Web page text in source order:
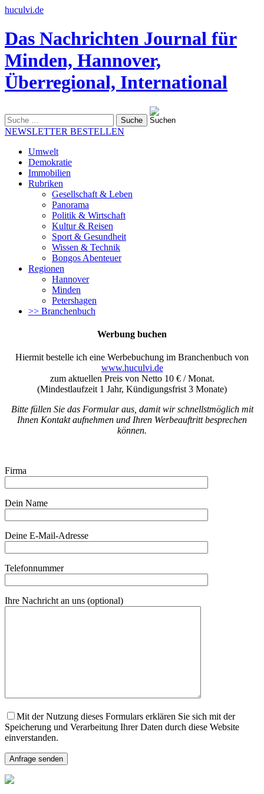
huculvi.de
Das Nachrichten Journal für
Minden, Hannover,
Überregional, International
nach:
NEWSLETTER BESTELLEN
Umwelt
Demokratie
Immobilien
Rubriken
Gesellschaft & Leben
Panorama
Politik & Wirtschaft
Kultur & Reisen
Sport & Gesundheit
Wissen & Technik
Bongos Abenteuer
Regionen
Hannover
Minden
Petershagen
>> Branchenbuch
Werbung buchen
Hiermit bestelle ich eine Werbebuchung im Branchenbuch von
www.huculvi.de
zum aktuellen Preis von Netto 10 € / Monat.
(Mindestlaufzeit 1 Jahr, Kündigungsfrist 3 Monate)
Bitte füllen Sie das Formular aus, damit wir schnellstmöglich mit
Ihnen Kontakt aufnehmen und Ihren Werbeauftritt besprechen
können.
Firma
Dein Name
Deine E-Mail-Adresse
Telefonnummer
Ihre Nachricht an uns (optional)
Mit der Nutzung dieses Formulars erklären Sie sich mit der
Speicherung und Verarbeitung Ihrer Daten durch diese Website
einverstanden.